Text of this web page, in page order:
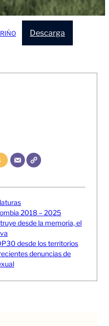
Descarga
2018 – 2025
desde la memoria, el
desde los territorios
denuncias de